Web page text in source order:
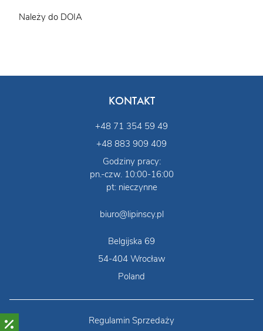
Należy do DOIA
KONTAKT
+48 71 354 59 49
+48 883 909 409
Godziny pracy:
pn.-czw. 10:00-16:00
pt: nieczynne
biuro@lipinscy.pl
Belgijska 69
54-404 Wrocław
Poland
Regulamin Sprzedaży